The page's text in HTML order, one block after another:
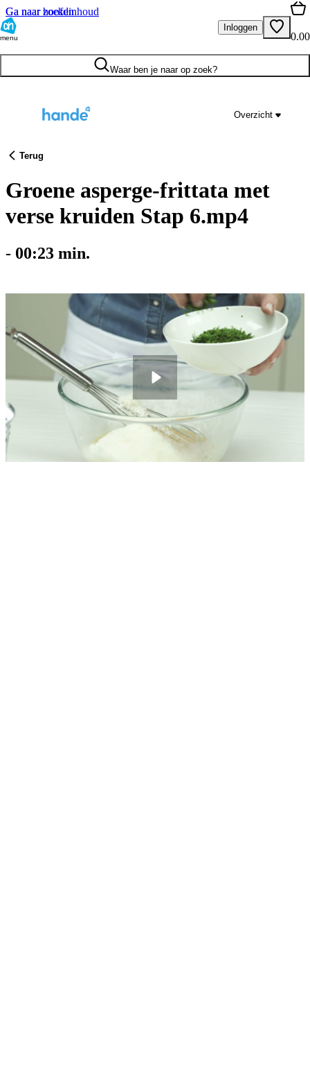
Ga naar hoofdinhoud
Ga naar zoeken
menu
Inloggen
0.00
Waar ben je naar op zoek?
Overzicht
Terug
Groene asperge-frittata met
verse kruiden Stap 6.mp4
- 00:23 min.